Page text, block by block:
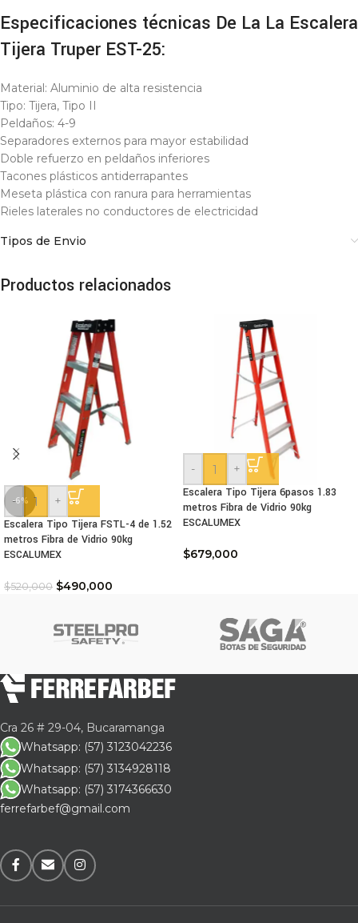
Especificaciones técnicas De La La Escalera
Tijera Truper EST-25:
Material: Aluminio de alta resistencia
Tipo: Tijera, Tipo II
Peldaños: 4-9
Separadores externos para mayor estabilidad
Doble refuerzo en peldaños inferiores
Tacones plásticos antiderrapantes
Meseta plástica con ranura para herramientas
Rieles laterales no conductores de electricidad
Tipos de Envio
Productos relacionados
-6%
-
+
Escalera Tipo Tijera FSTL-4 de 1.52
metros Fibra de Vidrio 90kg
ESCALUMEX
$520,000 $490,000
-
+
Escalera Tipo Tijera 6pasos 1.83
metros Fibra de Vidrio 90kg
ESCALUMEX
$679,000
Cra 26 # 29-04, Bucaramanga
Whatsapp: (57) 3123042236
Whatsapp: (57) 3134928118
Whatsapp: (57) 3174366630
ferrefarbef@gmail.com